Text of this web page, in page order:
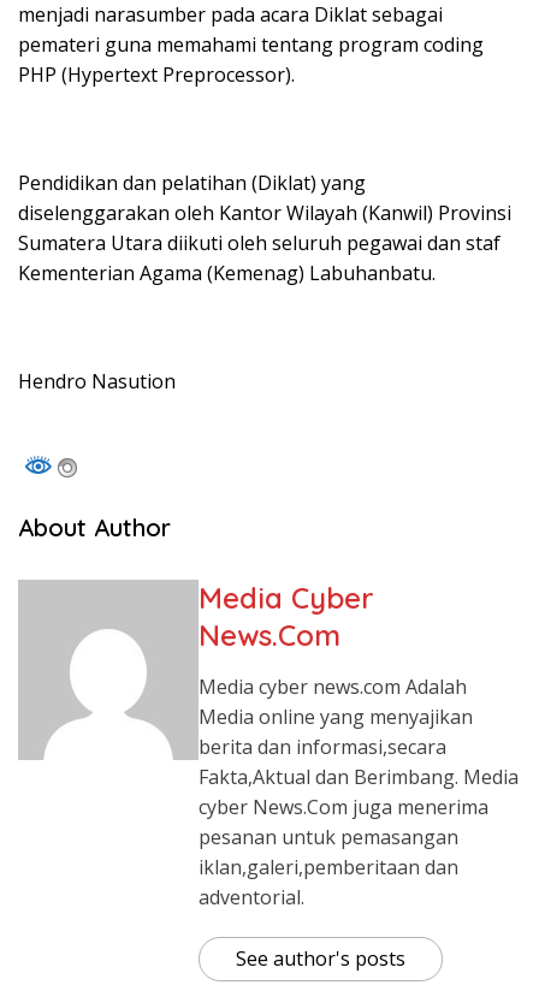
menjadi narasumber pada acara Diklat sebagai
pemateri guna memahami tentang program coding
PHP (Hypertext Preprocessor).
Pendidikan dan pelatihan (Diklat) yang
diselenggarakan oleh Kantor Wilayah (Kanwil) Provinsi
Sumatera Utara diikuti oleh seluruh pegawai dan staf
Kementerian Agama (Kemenag) Labuhanbatu.
Hendro Nasution
About Author
Media Cyber
News.Com
Media cyber news.com Adalah
Media online yang menyajikan
berita dan informasi,secara
Fakta,Aktual dan Berimbang. Media
cyber News.Com juga menerima
pesanan untuk pemasangan
iklan,galeri,pemberitaan dan
adventorial.
See author's posts